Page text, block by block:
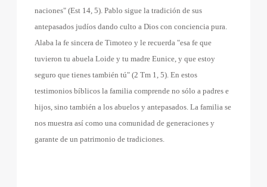
naciones" (Est 14, 5). Pablo sigue la tradición de sus
antepasados judíos dando culto a Dios con conciencia pura.
Alaba la fe sincera de Timoteo y le recuerda "esa fe que
tuvieron tu abuela Loide y tu madre Eunice, y que estoy
seguro que tienes también tú" (2 Tm 1, 5). En estos
testimonios bíblicos la familia comprende no sólo a padres e
hijos, sino también a los abuelos y antepasados. La familia se
nos muestra así como una comunidad de generaciones y
garante de un patrimonio de tradiciones.